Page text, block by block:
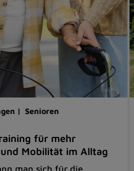
| Senioren
für mehr
Mobilität im Alltag
man sich für die